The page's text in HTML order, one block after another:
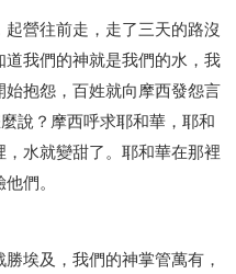
營往前走，走了三天的路沒
我們的神就是我們的水，我
抱怨，百姓就向摩西發怨言
說？摩西呼求耶和華，耶和
水就變甜了。耶和華在那裡
們。
埃及，我們的神掌管萬有，